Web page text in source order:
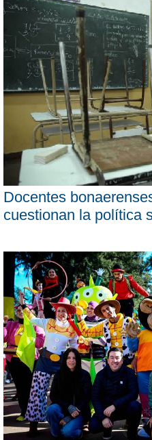
Docentes
cuestionan la política